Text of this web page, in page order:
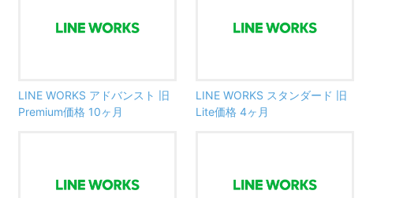
LINE WORKS アドバンスト 旧
Premium価格 10ヶ月
LINE WORKS スタンダード 旧
Lite価格 4ヶ月